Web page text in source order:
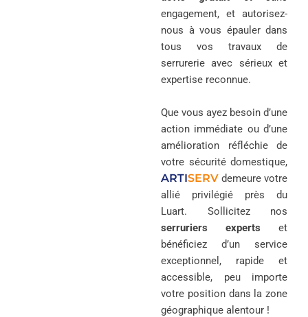
engagement, et autorisez-
nous à vous épauler dans
tous vos travaux de
serrurerie avec sérieux et
expertise reconnue.
Que vous ayez besoin d’une
action immédiate ou d’une
amélioration réfléchie de
votre sécurité domestique,
ARTISERV demeure votre
allié privilégié près du
Luart. Sollicitez nos
serruriers experts et
bénéficiez d’un service
exceptionnel, rapide et
accessible, peu importe
votre position dans la zone
géographique alentour !